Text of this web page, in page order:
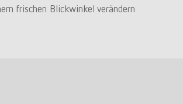
frischen Blickwinkel verändern